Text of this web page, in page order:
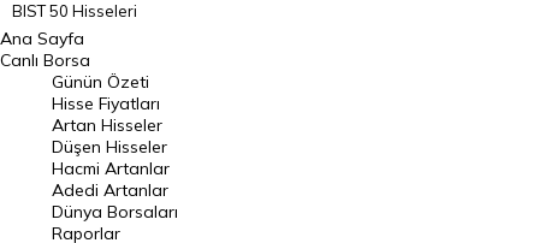
BIST 50 Hisseleri
BIST 100 Hisseleri
En Çok Artan Hisseler
En Çok Düşen Hisseler
Hacmi Artanlar
Geçmiş Kapanışlar
Ana Sayfa
Canlı Borsa
Günün Özeti
Hisse Fiyatları
Artan Hisseler
Düşen Hisseler
Hacmi Artanlar
Adedi Artanlar
Dünya Borsaları
Raporlar